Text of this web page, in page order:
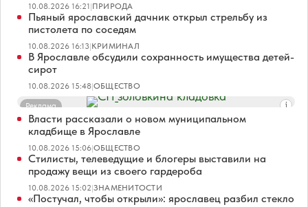
10.08.2026 16:21|ПРИРОДА
Пьяный ярославский дачник открыл стрельбу из
пистолета по соседям
10.08.2026 16:13|КРИМИНАЛ
В Ярославле обсудили сохранность имущества детей-
сирот
10.08.2026 15:48|ОБЩЕСТВО
Реклама
Власти рассказали о новом муниципальном
кладбище в Ярославле
10.08.2026 15:06|ОБЩЕСТВО
Стилисты, телеведущие и блогеры выставили на
продажу вещи из своего гардероба
10.08.2026 15:02|ЗНАМЕНИТОСТИ
«Постучал, чтобы открыли»: ярославец разбил стекло